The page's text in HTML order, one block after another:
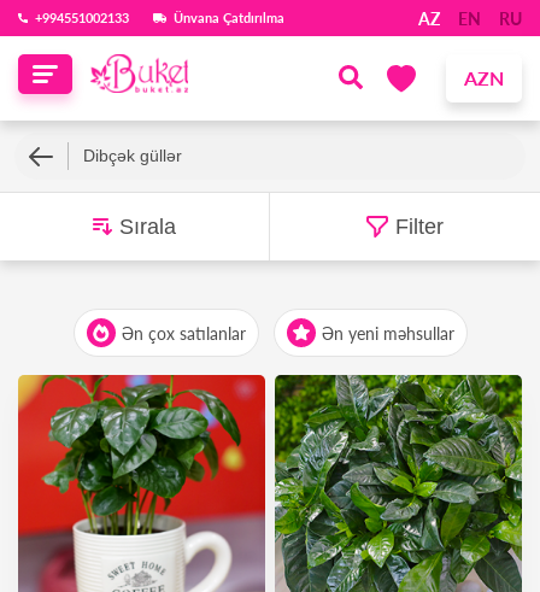
‪+994551002133‬ Ünvana Çatdırılma AZ EN RU
AZN
Dibçək güllər
Sırala Filter
Ən çox satılanlar Ən yeni məhsullar